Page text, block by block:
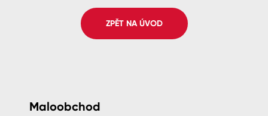
Spreje ZPĚT NA ÚVOD
Maloobchod